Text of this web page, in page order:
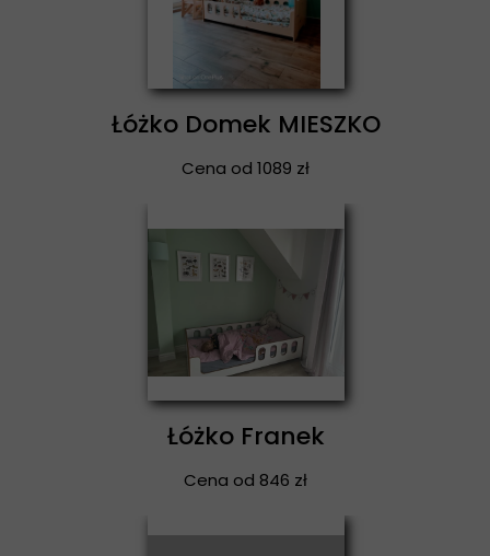
Łóżko Domek MIESZKO
Cena od 1089 zł
Łóżko Franek
Cena od 846 zł